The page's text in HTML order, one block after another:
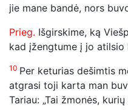
jie mane bandė, nors
Prieg. Išgirskime, ką
kad įžengtume į jo atilsio
10 Per keturias dešimtis
atgrasi toji karta man
Tariau: „Tai žmonės,